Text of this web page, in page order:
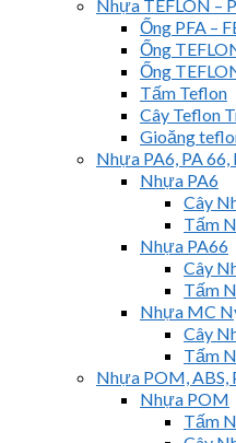
Nhựa TEFLON –
Ống PFA –
Ống
Ống
Tấm Teflon
Cây Teflon
Gioăng
Nhựa PA6, PA
Nhựa PA6
Cây
Tấm
Nhựa PA66
Cây
Tấm
Nhựa MC
Cây
Tấm
Nhựa POM, ABS,
Nhựa POM
Tấm